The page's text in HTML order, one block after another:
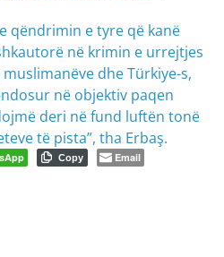
qëndrimin e tyre që kanë
në krimin e urrejtjes
dhe Türkiye-s,
në objektiv paqen
deri në fund luftën tonë
të pista”, tha Erbaş.
Copy Email